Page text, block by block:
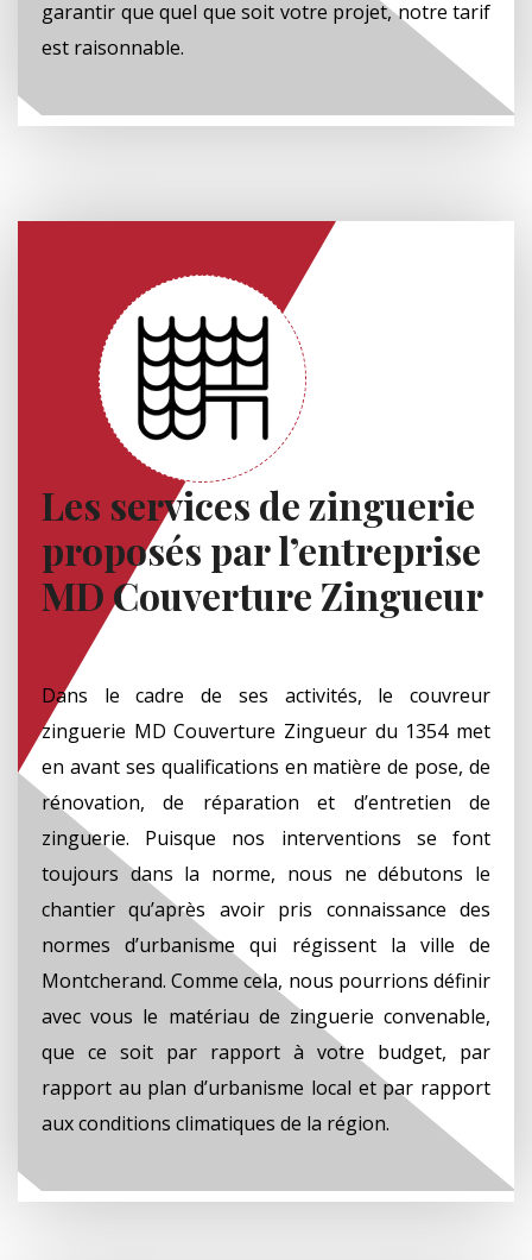
garantir que quel que soit votre projet, notre tarif
est raisonnable.
Les services de zinguerie
proposés par l’entreprise
MD Couverture Zingueur
Dans le cadre de ses activités, le couvreur
zinguerie MD Couverture Zingueur du 1354 met
en avant ses qualifications en matière de pose, de
rénovation, de réparation et d’entretien de
zinguerie. Puisque nos interventions se font
toujours dans la norme, nous ne débutons le
chantier qu’après avoir pris connaissance des
normes d’urbanisme qui régissent la ville de
Montcherand. Comme cela, nous pourrions définir
avec vous le matériau de zinguerie convenable,
que ce soit par rapport à votre budget, par
rapport au plan d’urbanisme local et par rapport
aux conditions climatiques de la région.